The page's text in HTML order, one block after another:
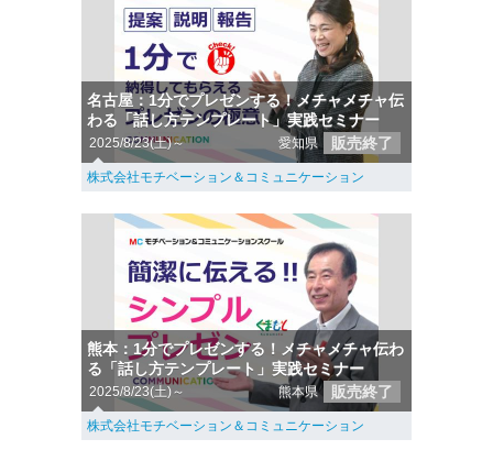
名古屋：1分でプレゼンする！メチャメチャ伝
わる「話し方テンプレート」実践セミナー
2025/8/23(土)～ 愛知県 販売終了
株式会社モチベーション＆コミュニケーション
熊本：1分でプレゼンする！メチャメチャ伝わ
る「話し方テンプレート」実践セミナー
2025/8/23(土)～ 熊本県 販売終了
株式会社モチベーション＆コミュニケーション